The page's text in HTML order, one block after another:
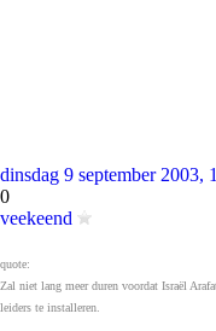
dinsdag 9 september 2003,
0
veekeend
quote:
Zal niet lang meer duren voordat Israël
leiders te installeren.